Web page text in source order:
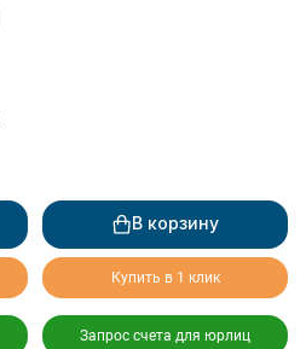
В корзину
Купить в 1 клик
Запрос счета для юрлиц